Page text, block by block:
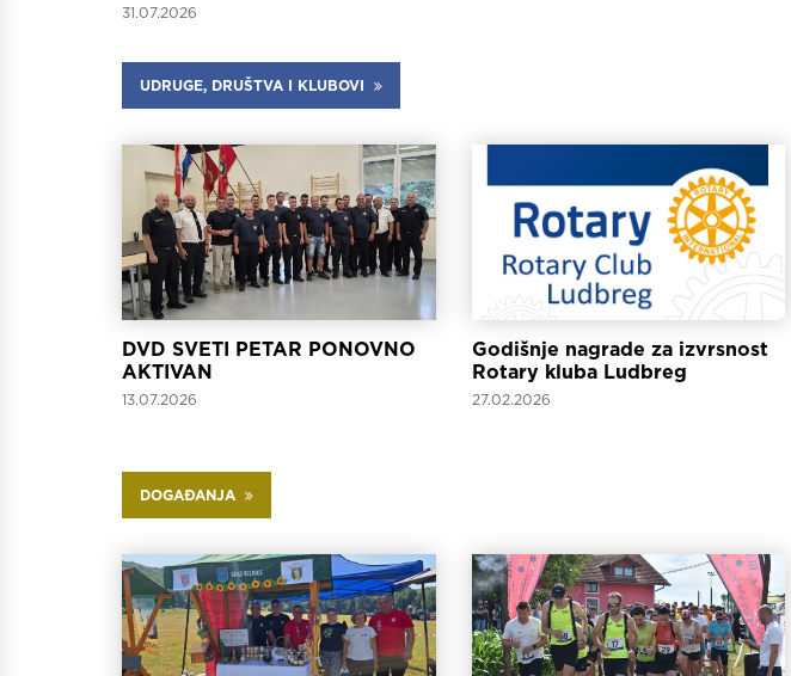
31.07.2026
UDRUGE, DRUŠTVA I KLUBOVI
DVD SVETI PETAR PONOVNO
AKTIVAN
13.07.2026
Godišnje nagrade za izvrsnost
Rotary kluba Ludbreg
27.02.2026
DOGAĐANJA